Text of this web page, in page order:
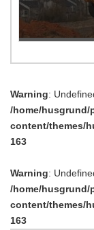
Warning:
/home/husgrund/
content/themes/
163
Warning:
/home/husgrund/
content/themes/
163